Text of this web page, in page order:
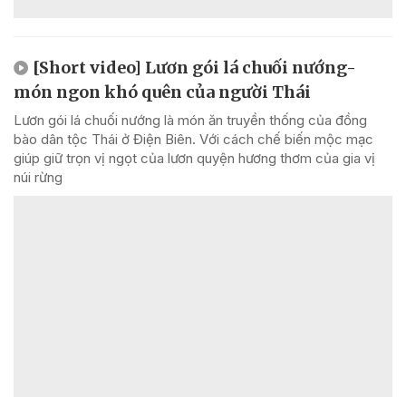
[Short video] Lươn gói lá chuối nướng-
món ngon khó quên của người Thái
Lươn gói lá chuối nướng là món ăn truyền thống của đồng
bào dân tộc Thái ở Điện Biên. Với cách chế biến mộc mạc
giúp giữ trọn vị ngọt của lươn quyện hương thơm của gia vị
núi rừng